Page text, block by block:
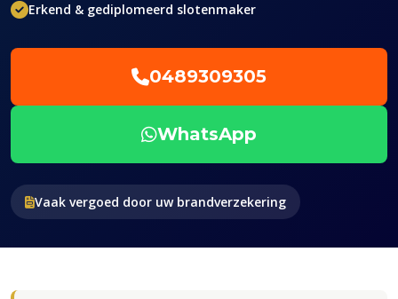
Erkend & gediplomeerd slotenmaker
0489309305
WhatsApp
Vaak vergoed door uw brandverzekering